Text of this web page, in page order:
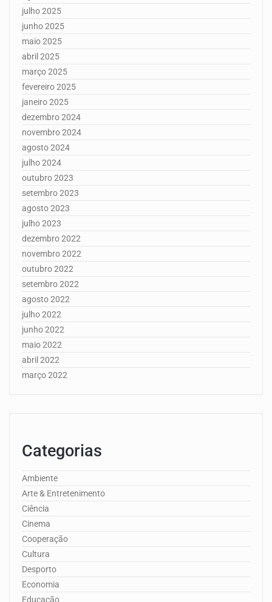
julho 2025
junho 2025
maio 2025
abril 2025
março 2025
fevereiro 2025
janeiro 2025
dezembro 2024
novembro 2024
agosto 2024
julho 2024
outubro 2023
setembro 2023
agosto 2023
julho 2023
dezembro 2022
novembro 2022
outubro 2022
setembro 2022
agosto 2022
julho 2022
junho 2022
maio 2022
abril 2022
março 2022
Categorias
Ambiente
Arte & Entretenimento
Ciência
Cinema
Cooperação
Cultura
Desporto
Economia
Educação